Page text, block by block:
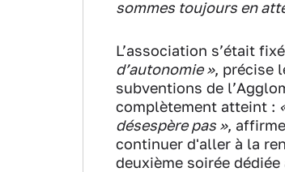
sommes toujours en
L’association s’était
d’autonomie », précise
subventions de
complètement atteint :
désespère pas »,
continuer d'aller à la
deuxième soirée